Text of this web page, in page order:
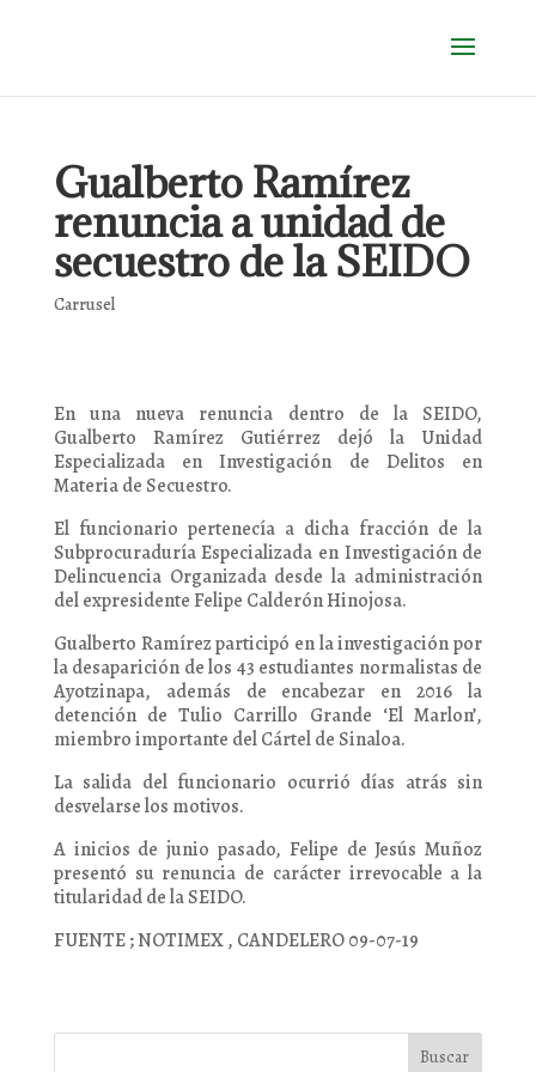
Gualberto Ramírez
renuncia a unidad de
secuestro de la SEIDO
Carrusel
En una nueva renuncia dentro de la SEIDO,
Gualberto Ramírez Gutiérrez dejó la Unidad
Especializada en Investigación de Delitos en
Materia de Secuestro.
El funcionario pertenecía a dicha fracción de la
Subprocuraduría Especializada en Investigación de
Delincuencia Organizada desde la administración
del expresidente Felipe Calderón Hinojosa.
Gualberto Ramírez participó en la investigación por
la desaparición de los 43 estudiantes normalistas de
Ayotzinapa, además de encabezar en 2016 la
detención de Tulio Carrillo Grande ‘El Marlon’,
miembro importante del Cártel de Sinaloa.
La salida del funcionario ocurrió días atrás sin
desvelarse los motivos.
A inicios de junio pasado, Felipe de Jesús Muñoz
presentó su renuncia de carácter irrevocable a la
titularidad de la SEIDO.
FUENTE ; NOTIMEX , CANDELERO 09-07-19